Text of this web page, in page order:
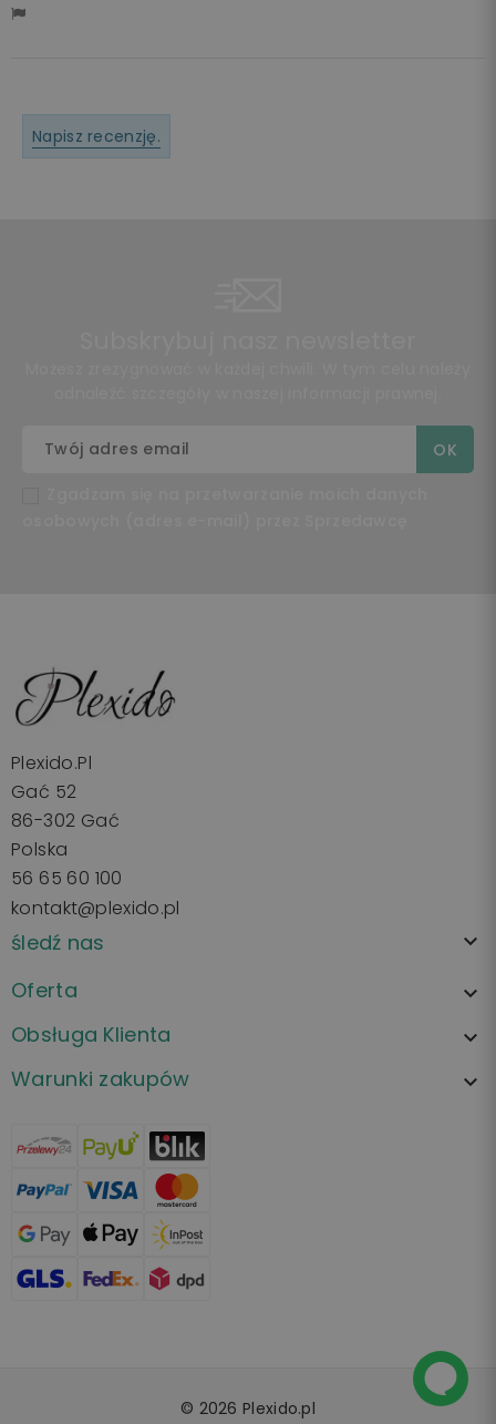
Napisz recenzję.
Plexido.pl
Gać 52
86-302 Gać
Polska
56 65 60 100
kontakt@plexido.pl
śledź nas 
Oferta 
Obsługa Klienta 
Warunki zakupów 
© 2026 Plexido.pl